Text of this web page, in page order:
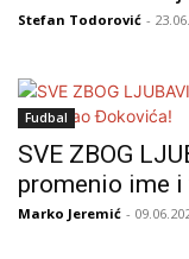
Stefan Todorović -
Fudbal
SVE ZBOG
promenio ime
Marko Jeremić -